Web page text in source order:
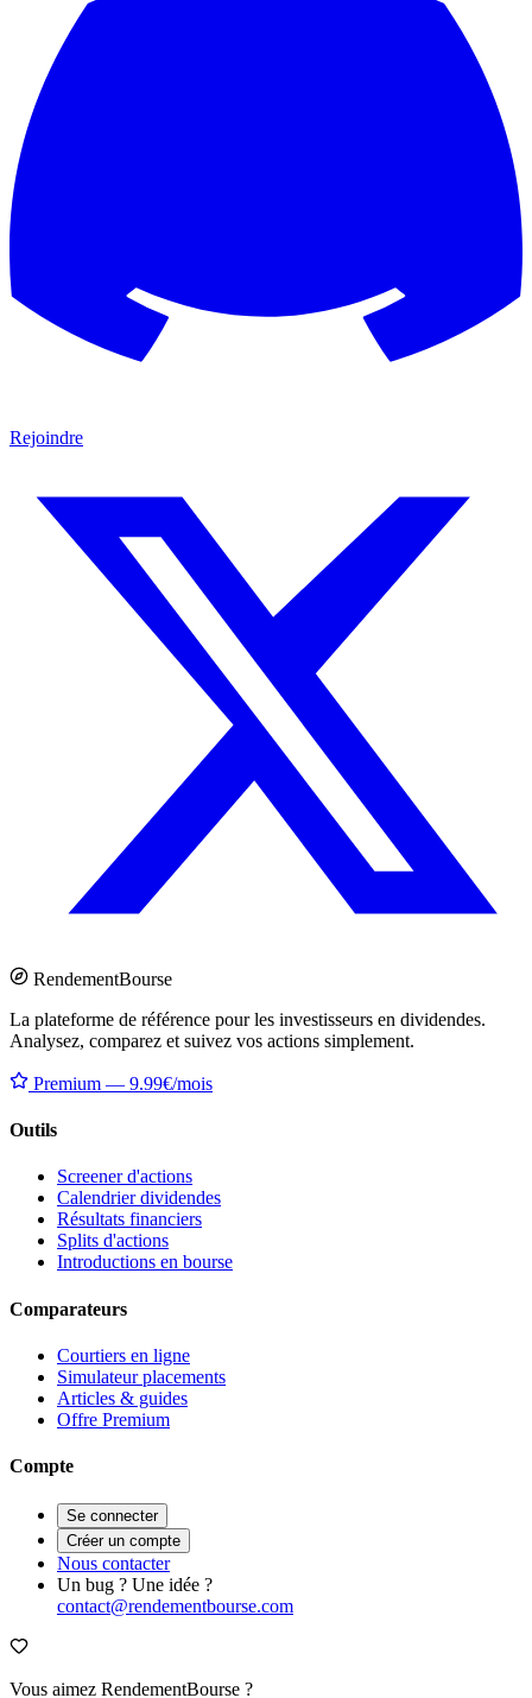
Rejoindre
RendementBourse
La plateforme de référence pour les investisseurs en dividendes.
Analysez, comparez et suivez vos actions simplement.
Premium — 9.99€/mois
Outils
Screener d'actions
Calendrier dividendes
Résultats financiers
Splits d'actions
Introductions en bourse
Comparateurs
Courtiers en ligne
Simulateur placements
Articles & guides
Offre Premium
Compte
Se connecter
Créer un compte
Nous contacter
Un bug ? Une idée ?
contact@rendementbourse.com
Vous aimez RendementBourse ?